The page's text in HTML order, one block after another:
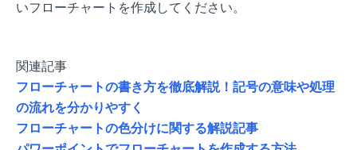
いフローチャートを作成してください。
関連記事
フローチャートの書き方を徹底解説！記号の意味や処理
の流れを分かりやすく
フローチャートの色分けに関する解説記事